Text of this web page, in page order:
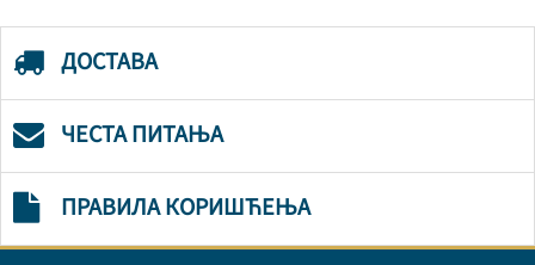
ДОСТАВА
ЧЕСТА ПИТАЊА
ПРАВИЛА КОРИШЋЕЊА